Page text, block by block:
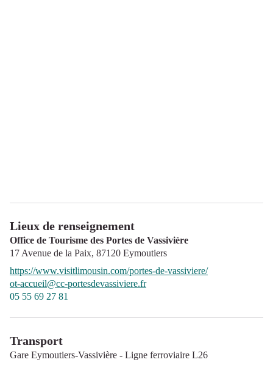
Lieux de renseignement
Office de Tourisme des Portes de Vassivière
17 Avenue de la Paix, 87120 Eymoutiers
https://www.visitlimousin.com/portes-de-vassiviere/
ot-accueil@cc-portesdevassiviere.fr
05 55 69 27 81
Transport
Gare Eymoutiers-Vassivière - Ligne ferroviaire L26